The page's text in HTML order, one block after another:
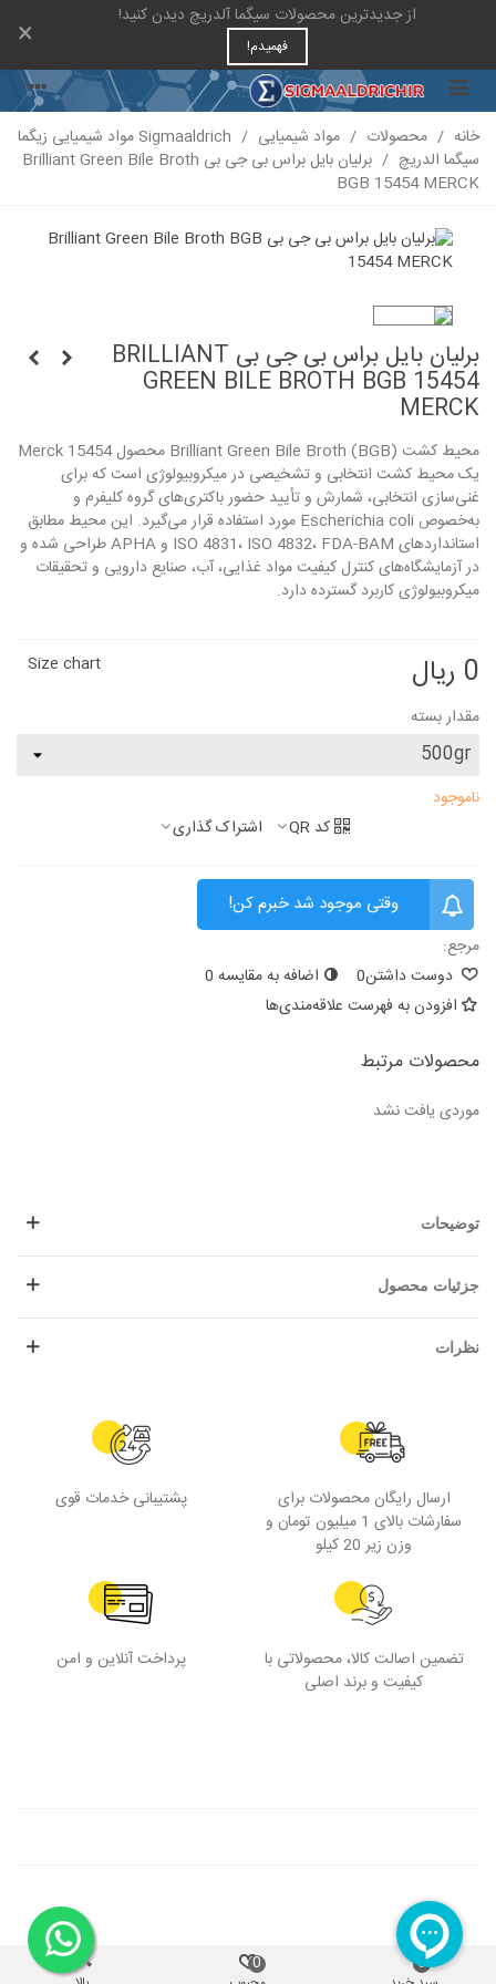
از جدیدترین محصولات سیگما آلدریچ دیدن کنید!
فهمیدم! ×
خانه / محصولات / مواد شیمیایی /
Sigmaaldrich مواد شیمیایی زیگما
سیگما الدریچ /
برلیان بایل براس بی جی بی Brilliant Green Bile Broth
BGB 15454 MERCK
برلیان بایل براس بی جی بی BRILLIANT
GREEN BILE BROTH BGB 15454
MERCK
محیط کشت Brilliant Green Bile Broth (BGB) محصول Merck 15454
یک محیط کشت انتخابی و تشخیصی در میکروبیولوژی است که برای
غنی‌سازی انتخابی، شمارش و تأیید حضور باکتری‌های گروه کلیفرم و
به‌خصوص Escherichia coli مورد استفاده قرار می‌گیرد. این محیط مطابق
استانداردهای ISO 4831، ISO 4832، FDA-BAM و APHA طراحی شده و
در آزمایشگاه‌های کنترل کیفیت مواد غذایی، آب، صنایع دارویی و تحقیقات
میکروبیولوژی کاربرد گسترده دارد.
0 ریال
Size chart
مقدار بسته
ناموجود
کد QR
اشتراک گذاری
وقتی موجود شد خبرم کن!
مرجع:
دوست داشتن0 اضافه به مقایسه 0
افزودن به فهرست علاقه‌مندی‌ها
محصولات مرتبط
موردی یافت نشد
توضیحات
جزئیات محصول
نظرات
ارسال رایگان محصولات برای
سفارشات بالای 1 میلیون تومان و
وزن زیر 20 کیلو
پشتیبانی خدمات قوی
تضمین اصالت کالا، محصولاتی با
کیفیت و برند اصلی
پرداخت آنلاین و امن
حساب من
0
0